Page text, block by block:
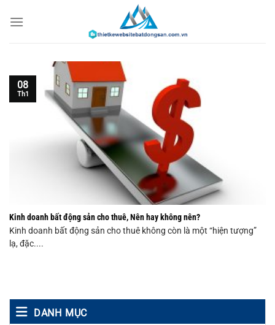
đến
DANH MỤC
Kinh doanh bất động sản cho thuê, Nên hay không nên?
Kinh doanh bất động sản cho thuê không còn là một “hiện tượng”
lạ, đặc....
08
Th1